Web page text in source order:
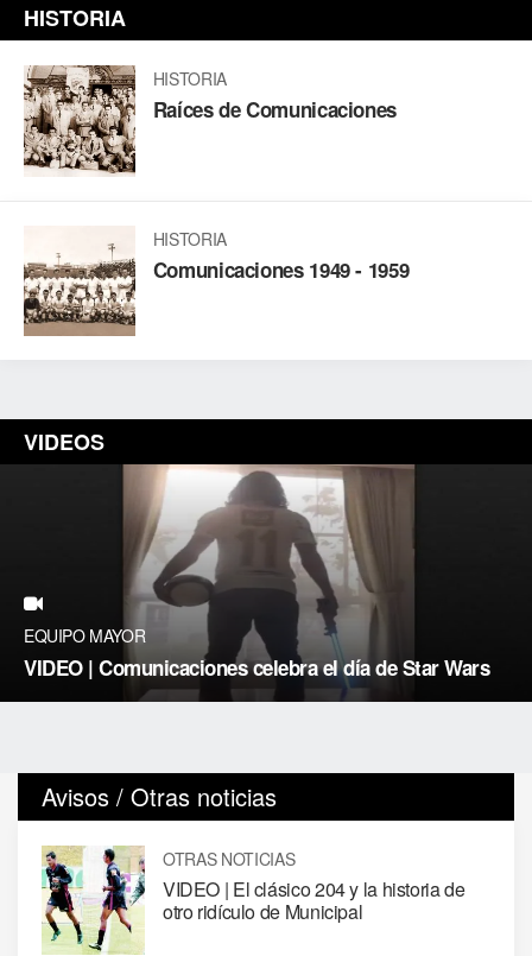
HISTORIA
HISTORIA
Raíces de Comunicaciones
HISTORIA
Comunicaciones 1949 - 1959
VIDEOS
EQUIPO MAYOR
VIDEO | Comunicaciones celebra el día de Star Wars
Avisos / Otras noticias
OTRAS NOTICIAS
VIDEO | El clásico 204 y la historia de
otro ridículo de Municipal